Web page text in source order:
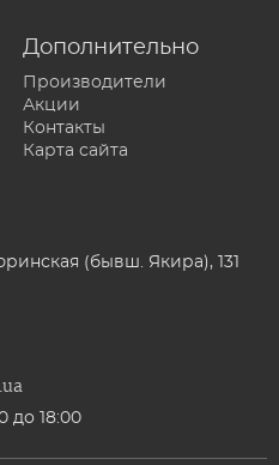
Дополнительно
Производители
Акции
Контакты
Карта сайта
(бывш. Якира), 131
до 18:00